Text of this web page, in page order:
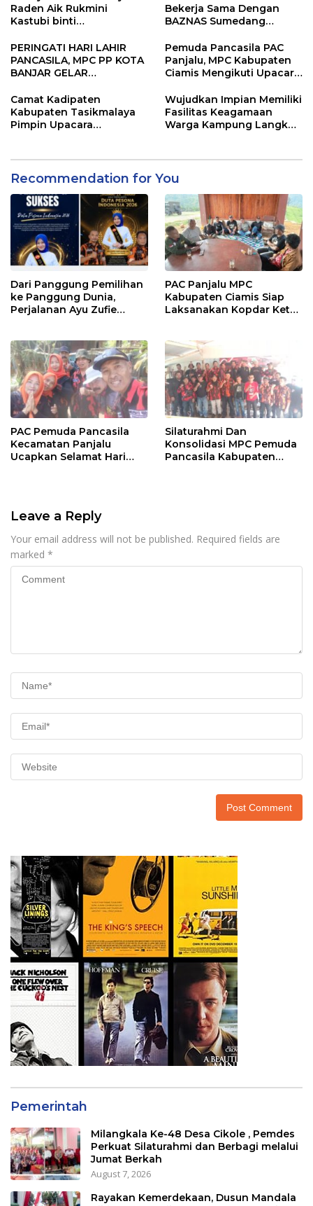
Raden Aik Rukmini
Kastubi binti
Penghargaan Bergengsi
dari Keraton Sumedang
Larang
Bekerja Sama Dengan
BAZNAS Sumedang
Warga Kurang Mampu
PERINGATI HARI LAHIR
PANCASILA, MPC PP KOTA
BANJAR GELAR
POHON
Pemuda Pancasila PAC
Panjalu, MPC Kabupaten
Ciamis Mengikuti Upacara
Pancasila
Camat Kadipaten
Kabupaten Tasikmalaya
Pimpin Upacara
Wujudkan Impian Memiliki
Fasilitas Keagamaan
Warga Kampung Langkob
Recommendation for You
Dari Panggung Pemilihan
ke Panggung Dunia,
Perjalanan Ayu Zufie
Pesona Indonesia 2026.
PAC Panjalu MPC
Kabupaten Ciamis Siap
Laksanakan Kopdar Ketua
PAC Pemuda Pancasila
Kecamatan Panjalu
Ucapkan Selamat Hari
Silaturahmi Dan
Konsolidasi MPC Pemuda
Pancasila Kabupaten
Leave a Reply
Your email address will not be published. Required fields are
marked *
Pemerintah
Milangkala Ke-48 Desa Cikole , Pemdes
Perkuat Silaturahmi dan Berbagi melalui
Jumat Berkah
August 7, 2026
Rayakan Kemerdekaan, Dusun Mandala